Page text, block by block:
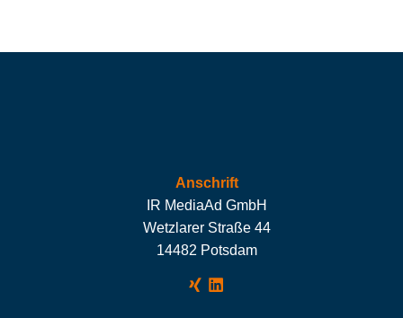
Anschrift
IR MediaAd GmbH
Wetzlarer Straße 44
14482 Potsdam